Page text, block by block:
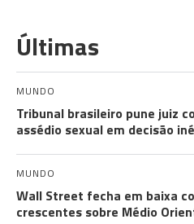
Últimas
MUNDO
Tribunal brasileiro pune juiz
assédio sexual em decisão
MUNDO
Wall Street fecha em baixa
crescentes sobre Médio